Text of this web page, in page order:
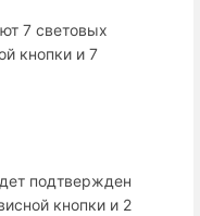
7 световых
кнопки и 7
подтвержден
кнопки и 2